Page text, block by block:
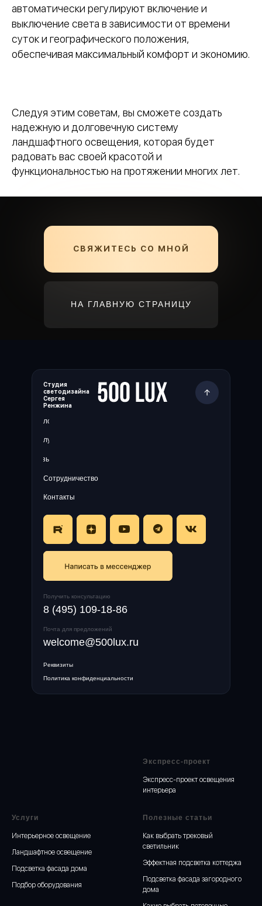
автоматически регулируют включение и
выключение света в зависимости от времени
суток и географического положения,
обеспечивая максимальный комфорт и экономию.
Следуя этим советам, вы сможете создать
надежную и долговечную систему
ландшафтного освещения, которая будет
радовать вас своей красотой и
функциональностью на протяжении многих лет.
НА ГЛАВНУЮ СТРАНИЦУ
СВЯЖИТЕСЬ СО МНОЙ
Политика конфиденциальности
8 (495) 109-18-86
Реквизиты
welcome@500lux.ru
Получить консультацию
Почта для предложений
Студия
светодизайна
Сергея
Ренжина
Блог
Услуги
Отзывы
Сотрудничество
Контакты
Экспресс-проект
Экспресс-проект освещения
интерьера
Услуги
Интерьерное освещение
Ландшафтное освещение
Подсветка фасада дома
Подбор оборудования
Полезные статьи
Как выбрать трековый
светильник
Эффектная подсветка коттеджа
Подсветка фасада загородного
дома